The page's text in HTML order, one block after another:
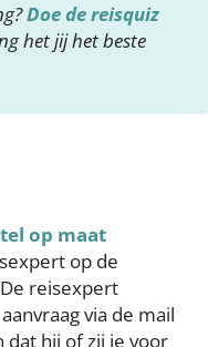
Doe de reisquiz
het jij het beste
op maat
op de
reisexpert
via de mail
dat hij of zij je voor